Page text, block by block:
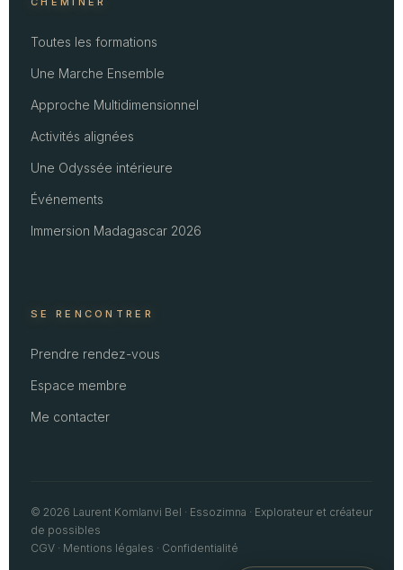
Toutes les formations
Une Marche Ensemble
Approche Multidimensionnel
Activités alignées
Une Odyssée intérieure
Événements
Immersion Madagascar 2026
SE RENCONTRER
Prendre rendez-vous
Espace membre
Me contacter
© 2026 Laurent Komlanvi Bel · Essozimna · Explorateur et créateur
de possibles
CGV · Mentions légales · Confidentialité